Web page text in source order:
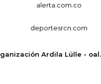
alerta.com.co
deportesrcn.com
Ardila Lülle -